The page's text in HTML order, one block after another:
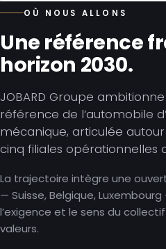
OÙ NOUS ALLONS
Une référence
horizon 2030.
JOBARD Groupe
référence de l’automobile
mécanique, articulée
cinq filiales opérationnelles
La trajectoire intègre une
— Suisse, Belgique,
l’exigence et le sens du
valeurs.